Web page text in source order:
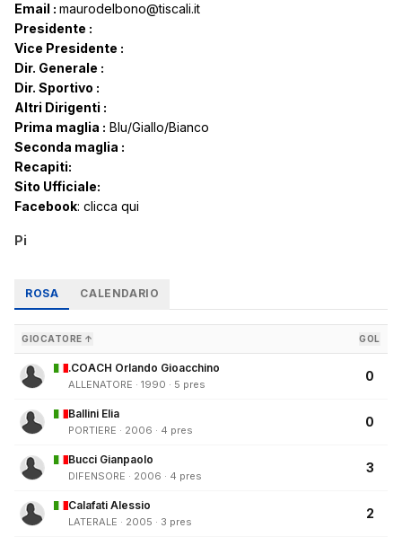
Email : maurodelbono@tiscali.it
Presidente :
Vice Presidente :
Dir. Generale :
Dir. Sportivo :
Altri Dirigenti :
Prima maglia : Blu/Giallo/Bianco
Seconda maglia :
Recapiti:
Sito Ufficiale:
Facebook: clicca qui
Pi
ROSA CALENDARIO
GIOCATORE ↑ GOL
.COACH Orlando Gioacchino
ALLENATORE · 1990 · 5 pres
0
Ballini Elia
PORTIERE · 2006 · 4 pres
0
Bucci Gianpaolo
DIFENSORE · 2006 · 4 pres
3
Calafati Alessio
LATERALE · 2005 · 3 pres
2